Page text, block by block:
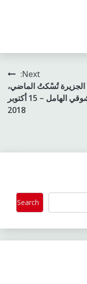
Next:
الجزيرة تُسْكتُ الماضي،
بقلم شوقي الهامل – 15 أكتوبر
2018
Search